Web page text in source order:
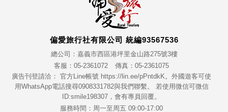
偏愛旅行社有限公司 統編93567536
總公司：嘉義市西區港坪里金山路275號3樓
客服：05-2361072
傳真：05-2361075
廣告刊登請洽： 官方Line帳號 https://lin.ee/pPntdkK。外國遊客可使
用WhatsApp電話搜尋0908331782與我們聯繫。 若使用微信可微信
ID:smile198307，會有專員回覆。
服務時間：周一至周五 09:00-17:00